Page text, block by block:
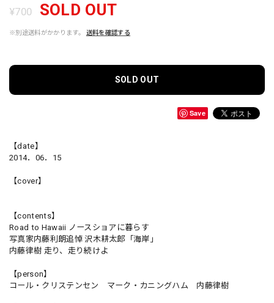
¥700 SOLD OUT
※別途送料がかかります。 送料を確認する
SOLD OUT
Save
【date】
2014．06．15
【cover】
【contents】
Road to Hawaii ノースショアに暮らす
写真家内藤利朗追悼 沢木耕太郎「海岸」
内藤律樹 走り、走り続けよ
【person】
コール・クリステンセン マーク・カニングハム 内藤律樹